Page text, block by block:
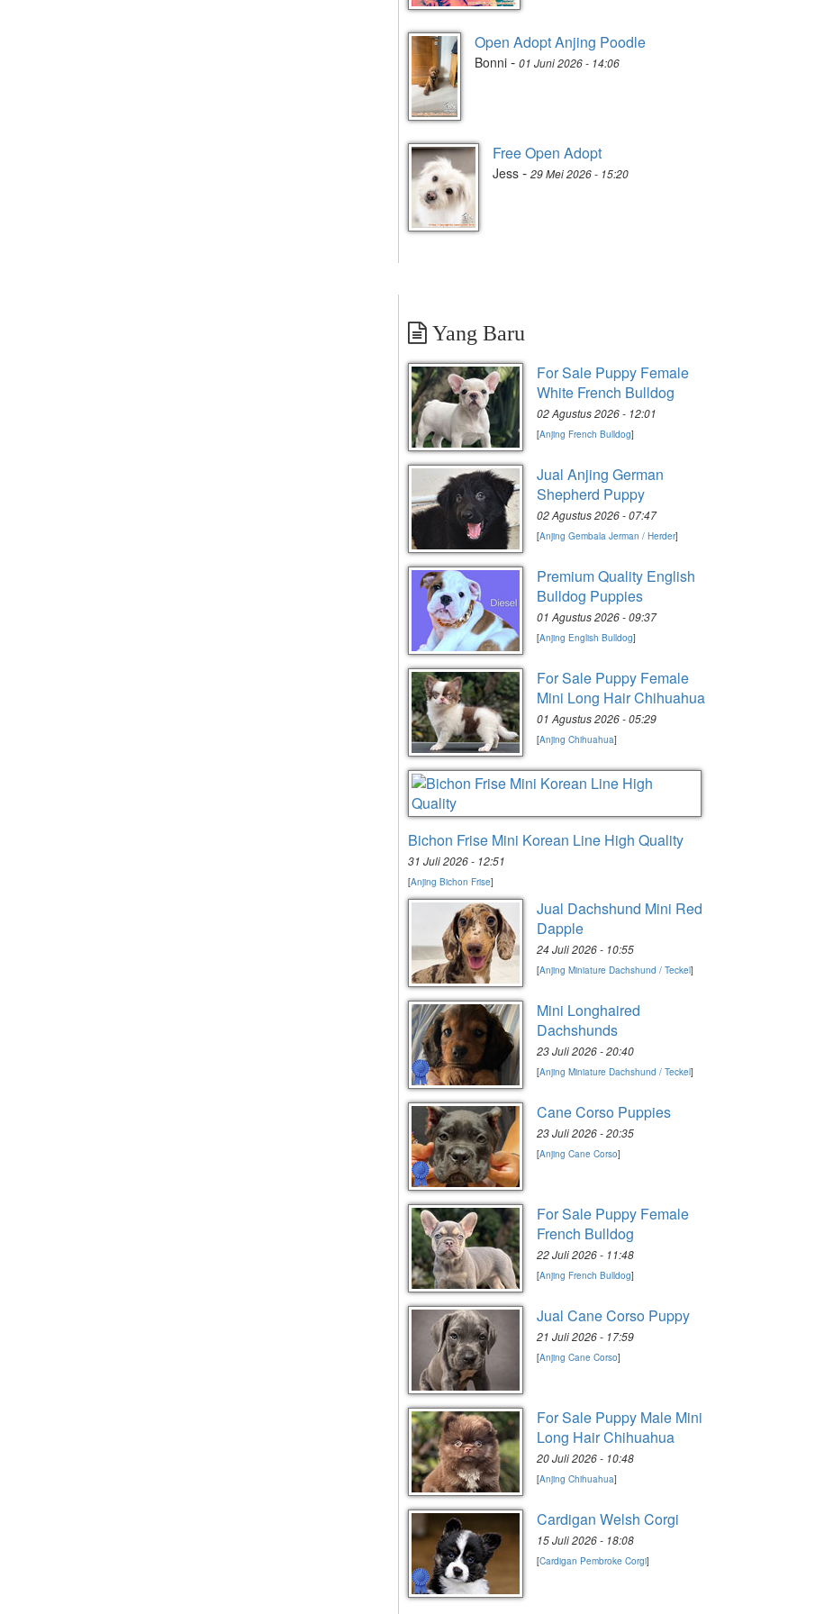
Open Adopt Anjing Poodle
Bonni - 01 Juni 2026 - 14:06
Free Open Adopt
Jess - 29 Mei 2026 - 15:20
Yang Baru
For Sale Puppy Female
White French Bulldog
02 Agustus 2026 - 12:01
[Anjing French Bulldog]
Jual Anjing German
Shepherd Puppy
02 Agustus 2026 - 07:47
[Anjing Gembala Jerman / Herder]
Premium Quality English
Bulldog Puppies
01 Agustus 2026 - 09:37
[Anjing English Bulldog]
For Sale Puppy Female
Mini Long Hair Chihuahua
01 Agustus 2026 - 05:29
[Anjing Chihuahua]
Bichon Frise Mini Korean Line High Quality
31 Juli 2026 - 12:51
[Anjing Bichon Frise]
Jual Dachshund Mini Red
Dapple
24 Juli 2026 - 10:55
[Anjing Miniature Dachshund / Teckel]
Mini Longhaired
Dachshunds
23 Juli 2026 - 20:40
[Anjing Miniature Dachshund / Teckel]
Cane Corso Puppies
23 Juli 2026 - 20:35
[Anjing Cane Corso]
For Sale Puppy Female
French Bulldog
22 Juli 2026 - 11:48
[Anjing French Bulldog]
Jual Cane Corso Puppy
21 Juli 2026 - 17:59
[Anjing Cane Corso]
For Sale Puppy Male Mini
Long Hair Chihuahua
20 Juli 2026 - 10:48
[Anjing Chihuahua]
Cardigan Welsh Corgi
15 Juli 2026 - 18:08
[Cardigan Pembroke Corgi]